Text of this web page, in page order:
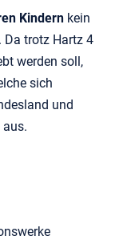
Kindern kein
Da trotz Hartz 4
werden soll,
sich
und